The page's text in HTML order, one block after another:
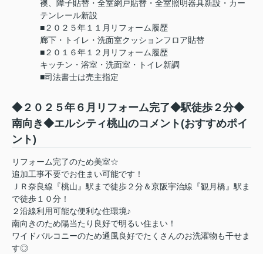
襖、障子貼替・全室網戸貼替・全室照明器具新設・カー
テンレール新設
■２０２５年１１月リフォーム履歴
廊下・トイレ・洗面室クッションフロア貼替
■２０１６年１２月リフォーム履歴
キッチン・浴室・洗面室・トイレ新調
■司法書士は売主指定
◆２０２５年６月リフォーム完了◆駅徒歩２分◆
南向き◆エルシティ桃山のコメント(おすすめポイ
ント)
リフォーム完了のため美室☆
追加工事不要でお住まい可能です！
ＪＲ奈良線『桃山』駅まで徒歩２分＆京阪宇治線『観月橋』駅ま
で徒歩１０分！
２沿線利用可能な便利な住環境♪
南向きのため陽当たり良好で明るい住まい！
ワイドバルコニーのため通風良好でたくさんのお洗濯物も干せま
す◎